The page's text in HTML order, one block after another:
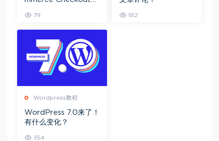
特定国家？
79 182
Wordpress教程
WordPress 7.0来了！
有什么变化？
354